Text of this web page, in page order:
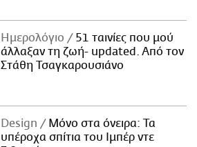
Ημερολόγιο
51 ταινίες που μού
άλλαξαν τη ζωή- updated. Aπό τον
Στάθη Τσαγκαρουσιάνο
Design
Μόνο στα όνειρα: Τα
υπέροχα σπίτια του Ιμπέρ ντε